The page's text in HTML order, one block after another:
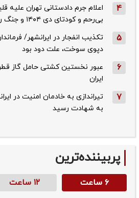
4
اعلام جرم دادستانی تهران علیه
بی‌رحم و کودتای دی‌ ۱۴۰۴ و جنگ رمضان
5
تکذیب ‌انفجار در ایرانشهر/
دپوی سوخت، علت دود بود
6
عبور نخستین کشتی حامل گاز قطر
ایران
7
تیراندازی به خادمان امنیت در
به شهادت رسید
پربیننده‌ترین
۶ ساعت ۱۲ ساعت